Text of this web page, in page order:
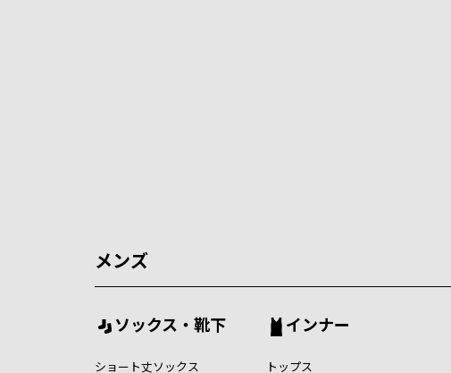
メンズ
ソックス・靴下
ショート丈ソックス
インナー
トップス